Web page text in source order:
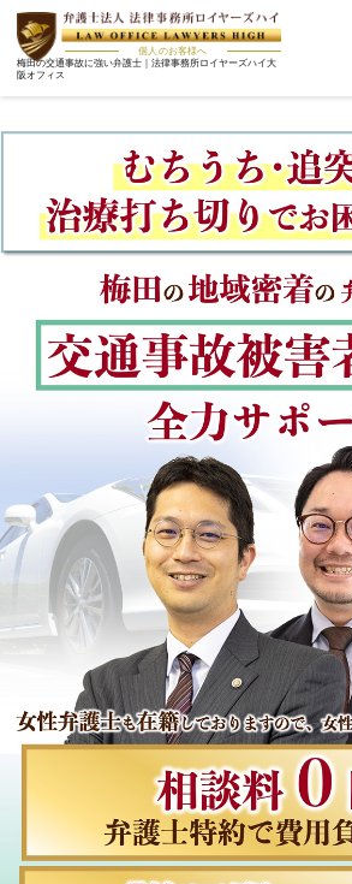
個人のお客様へ
梅田の交通事故に強い弁護士｜法律事務所ロイヤーズハイ大
阪オフィス